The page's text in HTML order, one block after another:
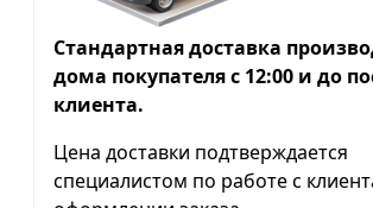
Стандартная доставка
дома покупателя с 12:00 и до
клиента.
Цена доставки подтверждается
специалистом по работе с